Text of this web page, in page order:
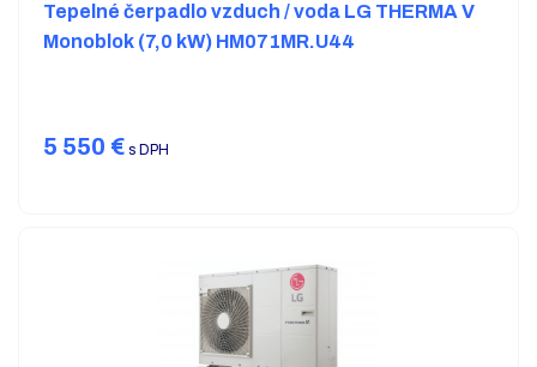
Tepelné čerpadlo vzduch / voda LG THERMA V
Monoblok (7,0 kW) HM071MR.U44
5 550 € s DPH